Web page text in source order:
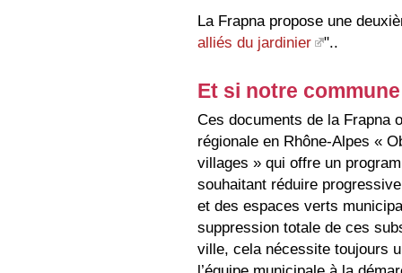
La Frapna propose une
alliés du jardinier
"..
Et si notre
Ces documents de la Frapna
régionale en Rhône-Alpes «
villages » qui offre un
souhaitant réduire
et des espaces verts
suppression totale de ces
ville, cela nécessite toujours